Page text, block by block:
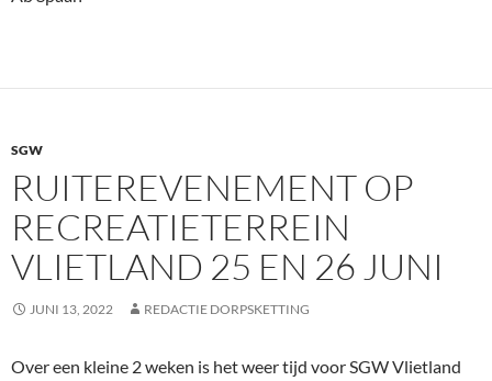
SGW
RUITEREVENEMENT OP
RECREATIETERREIN
VLIETLAND 25 EN 26 JUNI
JUNI 13, 2022 REDACTIE DORPSKETTING
Over een kleine 2 weken is het weer tijd voor SGW Vlietland